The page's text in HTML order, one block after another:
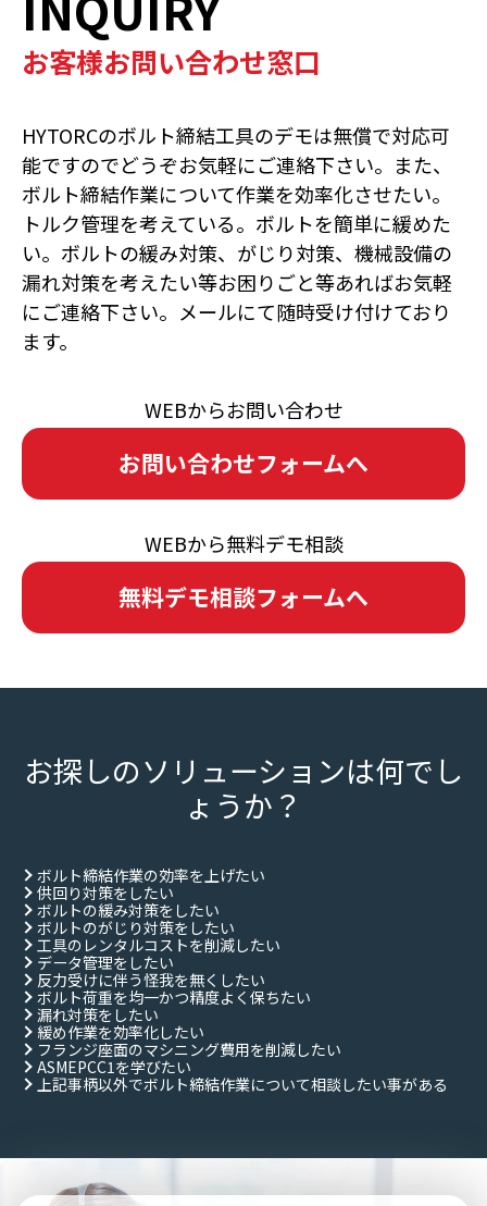
お客様お問い合わせ窓口
HYTORCのボルト締結工具のデモは無償で対応可
能ですのでどうぞお気軽にご連絡下さい。また、
ボルト締結作業について作業を効率化させたい。
トルク管理を考えている。ボルトを簡単に緩めた
い。ボルトの緩み対策、がじり対策、機械設備の
漏れ対策を考えたい等お困りごと等あればお気軽
にご連絡下さい。メールにて随時受け付けており
ます。
WEBからお問い合わせ
お問い合わせフォームへ
WEBから無料デモ相談
無料デモ相談フォームへ
お探しのソリューションは何でし
ょうか？
ボルト締結作業の効率を上げたい
供回り対策をしたい
ボルトの緩み対策をしたい
ボルトのがじり対策をしたい
工具のレンタルコストを削減したい
データ管理をしたい
反力受けに伴う怪我を無くしたい
ボルト荷重を均一かつ精度よく保ちたい
漏れ対策をしたい
緩め作業を効率化したい
フランジ座面のマシニング費用を削減したい
ASMEPCC1を学びたい
上記事柄以外でボルト締結作業について相談したい事がある